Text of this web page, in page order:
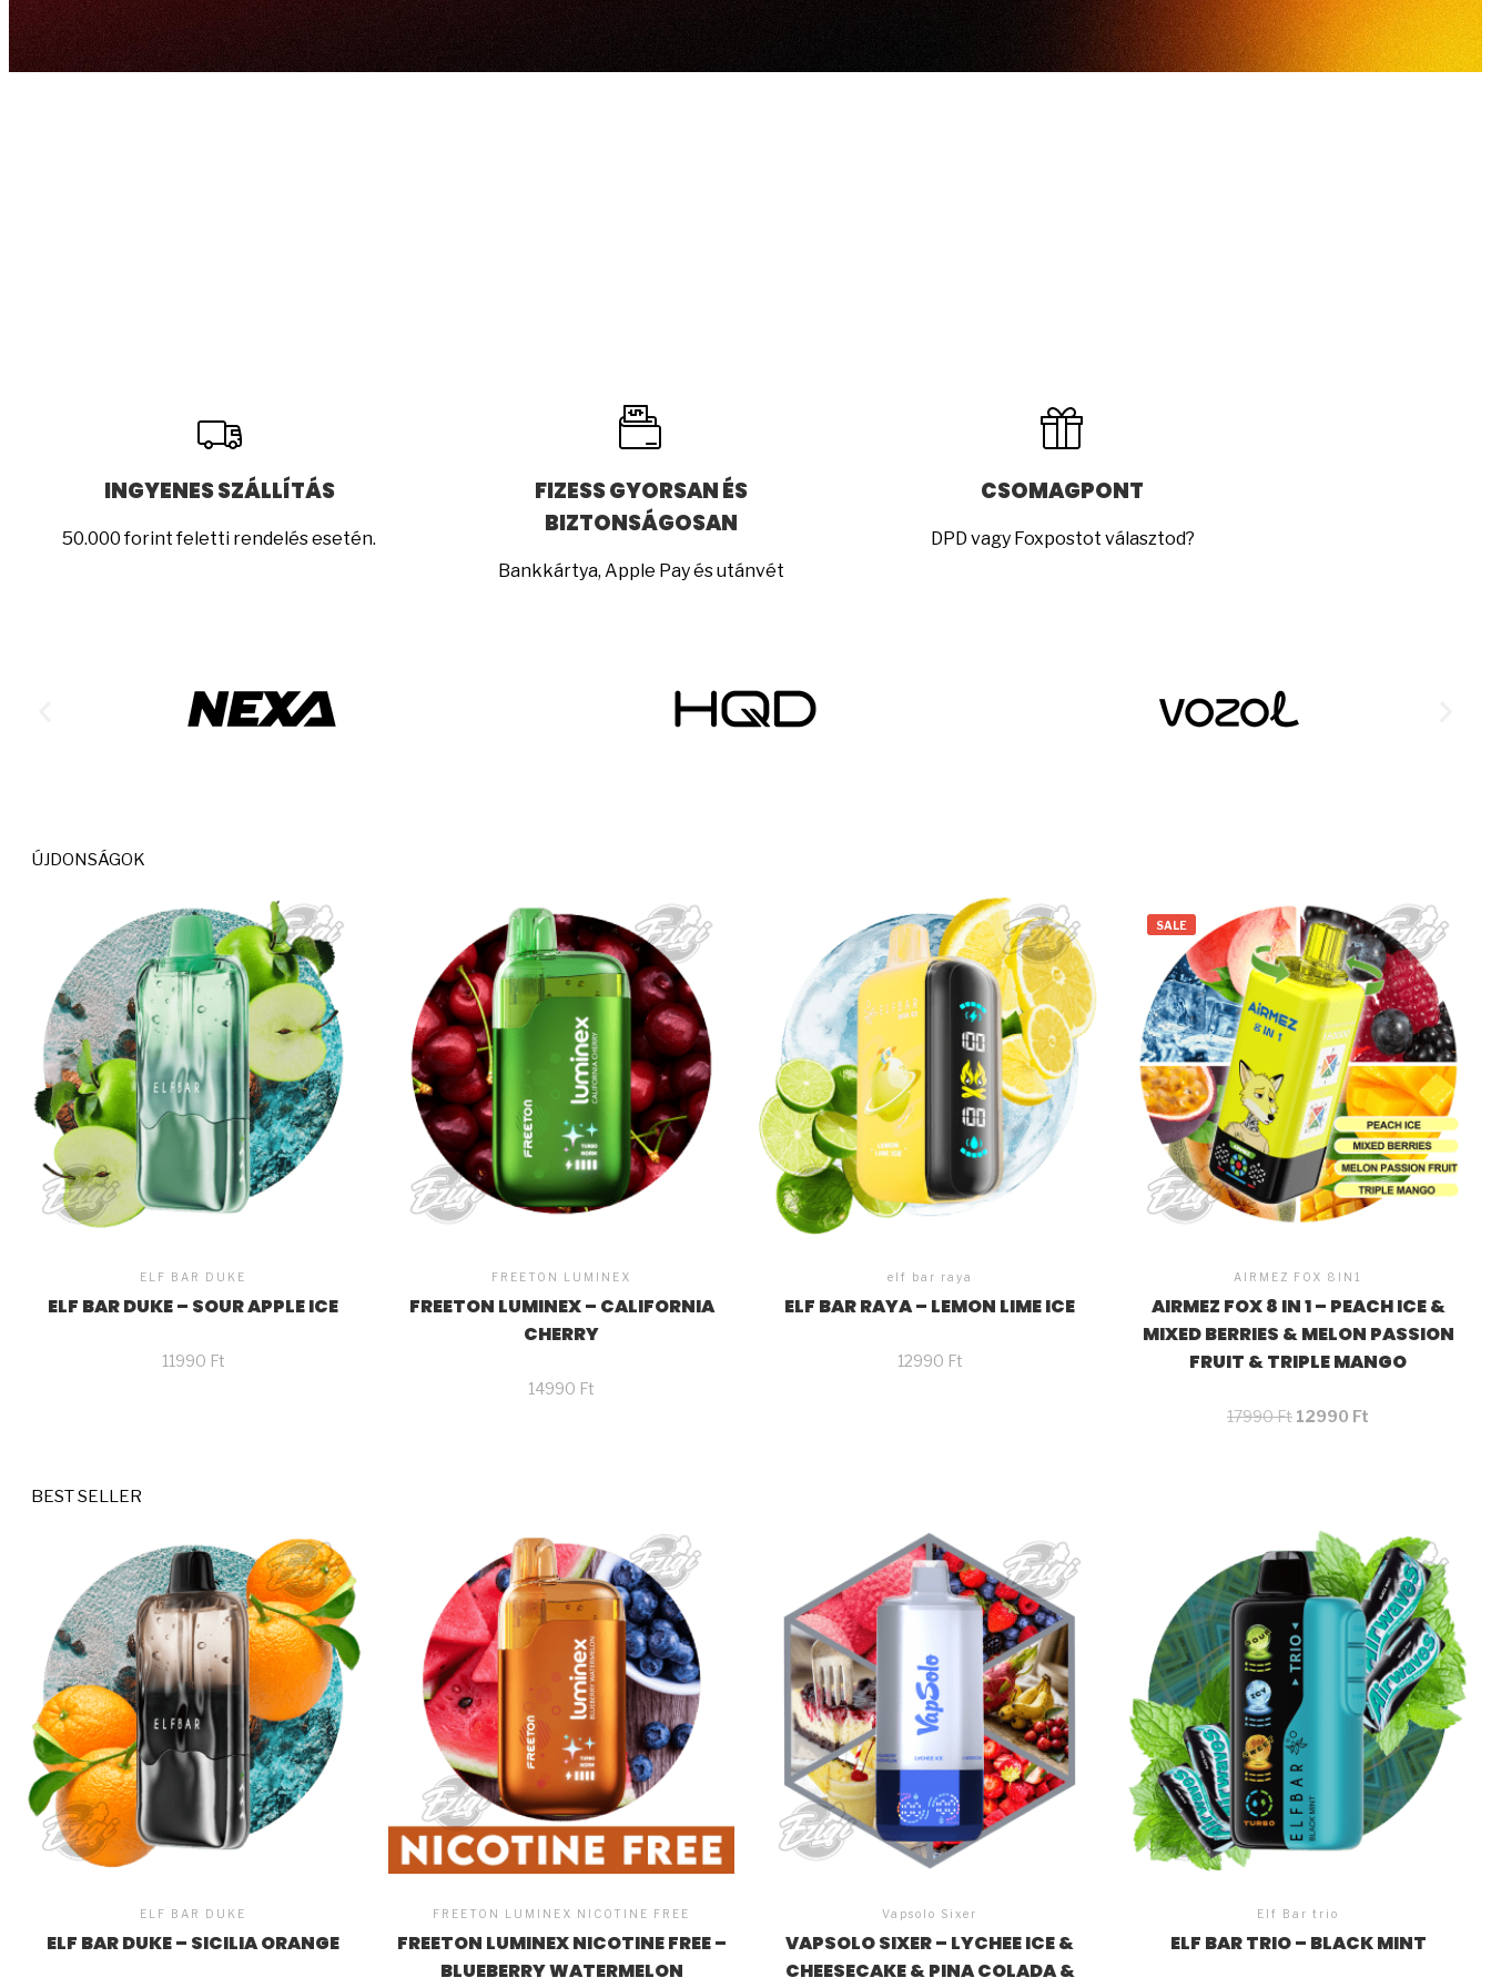
INGYENES SZÁLLÍTÁS
50.000 forint feletti rendelés esetén.
FIZESS GYORSAN ÉS
BIZTONSÁGOSAN
Bankkártya, Apple Pay és utánvét
CSOMAGPONT
DPD vagy Foxpostot választod?
ÚJDONSÁGOK
ELF BAR DUKE
ELF BAR DUKE – SOUR APPLE ICE
11990 Ft
FREETON LUMINEX
FREETON LUMINEX – CALIFORNIA
CHERRY
14990 Ft
elf bar raya
ELF BAR RAYA – LEMON LIME ICE
12990 Ft
SALE
AIRMEZ FOX 8IN1
AIRMEZ FOX 8 IN 1 – PEACH ICE &
MIXED BERRIES & MELON PASSION
FRUIT & TRIPLE MANGO
17990Ft 12990 Ft
BEST SELLER
ELF BAR DUKE
ELF BAR DUKE – SICILIA ORANGE
FREETON LUMINEX NICOTINE FREE
FREETON LUMINEX NICOTINE FREE –
BLUEBERRY WATERMELON
Vapsolo Sixer
VAPSOLO SIXER – LYCHEE ICE &
CHEESECAKE & PINA COLADA &
Elf Bar trio
ELF BAR TRIO – BLACK MINT